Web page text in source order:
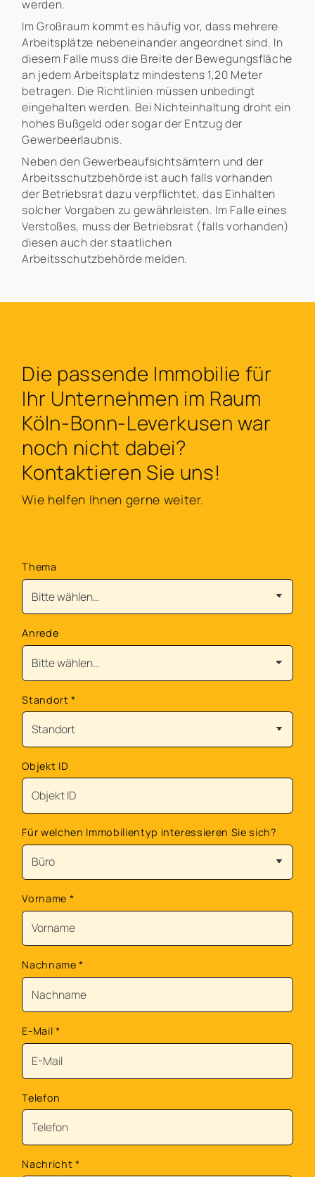
werden.
Im Großraum kommt es häufig vor, dass mehrere
Arbeitsplätze nebeneinander angeordnet sind. In
diesem Falle muss die Breite der Bewegungsfläche
an jedem Arbeitsplatz mindestens 1,20 Meter
betragen. Die Richtlinien müssen unbedingt
eingehalten werden. Bei Nichteinhaltung droht ein
hohes Bußgeld oder sogar der Entzug der
Gewerbeerlaubnis.
Neben den Gewerbeaufsichtsämtern und der
Arbeitsschutzbehörde ist auch falls vorhanden
der Betriebsrat dazu verpflichtet, das Einhalten
solcher Vorgaben zu gewährleisten. Im Falle eines
Verstoßes, muss der Betriebsrat (falls vorhanden)
diesen auch der staatlichen
Arbeitsschutzbehörde melden.
Die passende Immobilie für
Ihr Unternehmen im Raum
Köln-Bonn-Leverkusen war
noch nicht dabei?
Kontaktieren Sie uns!
Wie helfen Ihnen gerne weiter.
Thema
Anrede
Standort*
Objekt ID
Für welchen Immobilientyp interessieren Sie sich?
Vorname *
Nachname*
E-Mail *
Telefon
Nachricht *